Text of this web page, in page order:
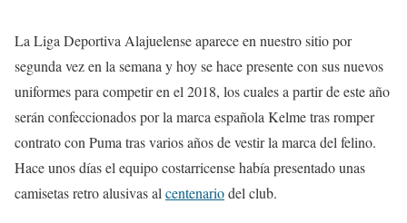
La Liga Deportiva Alajuelense aparece en nuestro sitio por
segunda vez en la semana y hoy se hace presente con sus nuevos
uniformes para competir en el 2018, los cuales a partir de este año
serán confeccionados por la marca española Kelme tras romper
contrato con Puma tras varios años de vestir la marca del felino.
Hace unos días el equipo costarricense había presentado unas
camisetas retro alusivas al centenariodel club.